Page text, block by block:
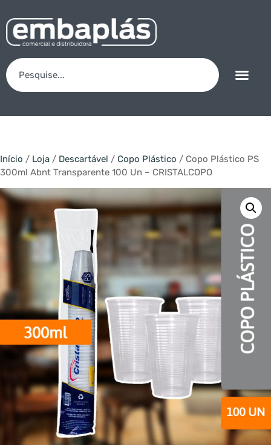
Início / Loja / Descartável / Copo Plástico / Copo Plástico PS
300ml Abnt Transparente 100 Un – CRISTALCOPO